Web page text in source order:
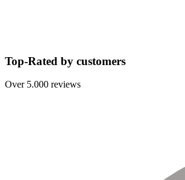
Top-Rated by customers
Over 5.000 reviews